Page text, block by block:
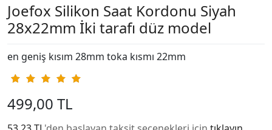
Joefox Silikon Saat Kordonu Siyah
28x22mm İki tarafı düz model
en geniş kısım 28mm toka kısmı 22mm
499,00 TL